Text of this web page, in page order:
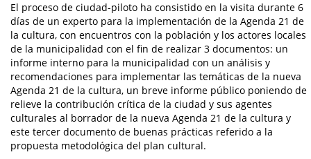
El proceso de ciudad-piloto ha consistido en la visita durante 6
días de un experto para la implementación de la Agenda 21 de
la cultura, con encuentros con la población y los actores locales
de la municipalidad con el fin de realizar 3 documentos: un
informe interno para la municipalidad con un análisis y
recomendaciones para implementar las temáticas de la nueva
Agenda 21 de la cultura, un breve informe público poniendo de
relieve la contribución crítica de la ciudad y sus agentes
culturales al borrador de la nueva Agenda 21 de la cultura y
este tercer documento de buenas prácticas referido a la
propuesta metodológica del plan cultural.